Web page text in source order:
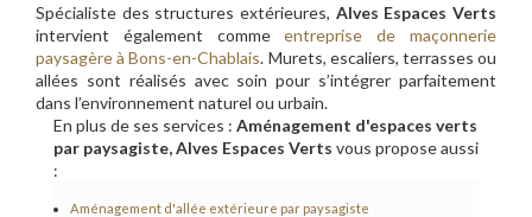
Spécialiste des structures extérieures, Alves Espaces Verts
intervient également commeentreprise de maçonnerie
paysagère à Bons-en-Chablais. Murets, escaliers, terrasses ou
allées sont réalisés avec soin pour s’intégrer parfaitement
dans l’environnement naturel ou urbain.
En plus de ses services : Aménagement d'espaces verts
par paysagiste, Alves Espaces Verts vous propose aussi
:
Aménagement d'allée extérieure par paysagiste